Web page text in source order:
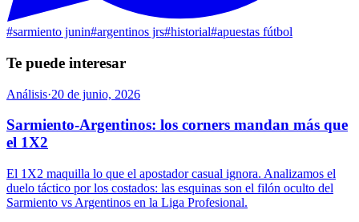
#sarmiento junin#argentinos jrs#historial#apuestas fútbol
Te puede interesar
Análisis·20 de junio, 2026
Sarmiento-Argentinos: los corners mandan más que
el 1X2
El 1X2 maquilla lo que el apostador casual ignora. Analizamos el
duelo táctico por los costados: las esquinas son el filón oculto del
Sarmiento vs Argentinos en la Liga Profesional.